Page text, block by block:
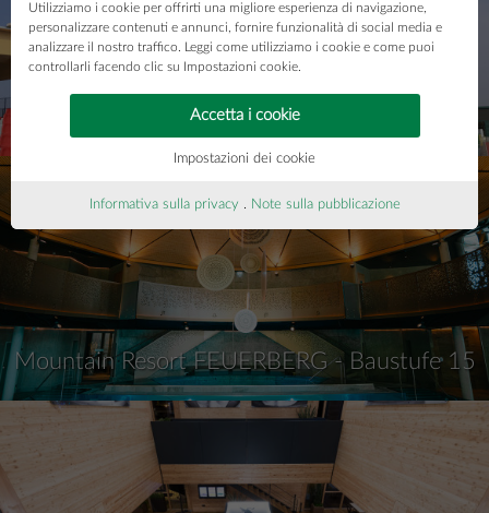
Tribuna Budafok
Mountain Resort FEUERBERG - Baustufe 15
Utilizziamo i cookie per offrirti una migliore esperienza di navigazione,
personalizzare contenuti e annunci, fornire funzionalità di social media e
analizzare il nostro traffico. Leggi come utilizziamo i cookie e come puoi
controllarli facendo clic su Impostazioni cookie.
Impostazioni dei cookie
Accetta i cookie
Informativa sulla privacy Note sulla pubblicazione